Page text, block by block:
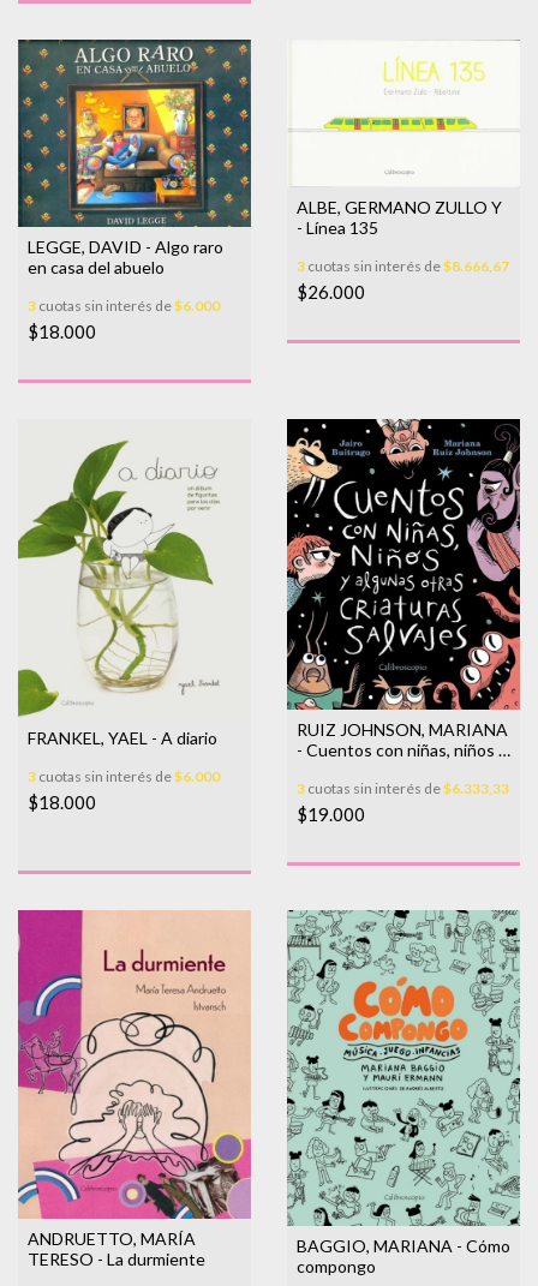
LEGGE, DAVID - Algo raro
en casa del abuelo
3 cuotas sin interés de$6.000
$18.000
ALBE, GERMANO ZULLO Y
- Línea 135
3 cuotas sin interés de$8.666,67
$26.000
FRANKEL, YAEL - A diario
3 cuotas sin interés de$6.000
$18.000
RUIZ JOHNSON, MARIANA
- Cuentos con niñas, niños y
salvajes
3 cuotas sin interés de$6.333,33
$19.000
ANDRUETTO, MARÍA
TERESO - La durmiente
BAGGIO, MARIANA - Cómo
compongo